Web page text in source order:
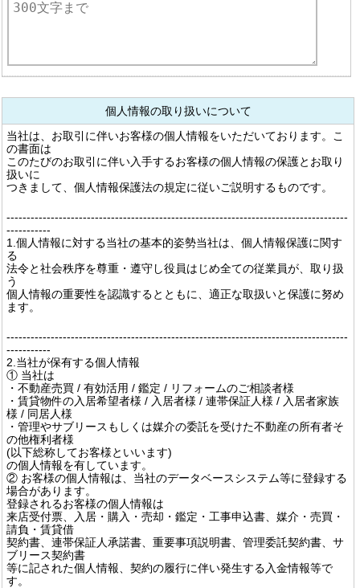
個人情報の取り扱いについて
当社は、お取引に伴いお客様の個人情報をいただいております。こ
の書面は
このたびのお取引に伴い入手するお客様の個人情報の保護とお取り
扱いに
つきまして、個人情報保護法の規定に従いご説明するものです。
-------------------------------------------------------------------------------------
-----------
1.個人情報に対する当社の基本的姿勢当社は、個人情報保護に関す
る
法令と社会秩序を尊重・遵守し役員はじめ全ての従業員が、取り扱
う
個人情報の重要性を認識するとともに、適正な取扱いと保護に努め
ます。
-------------------------------------------------------------------------------------
-----------
2.当社が保有する個人情報
① 当社は
・不動産売買 / 有効活用 / 鑑定 / リフォームのご相談者様
・賃貸物件の入居希望者様 / 入居者様 / 連帯保証人様 / 入居者家族
様 / 同居人様
・管理やサブリースもしくは媒介の委託を受けた不動産の所有者そ
の他権利者様
(以下総称してお客様といいます)
の個人情報を有しています。
② お客様の個人情報は、当社のデータベースシステム等に登録する
場合があります。
登録されるお客様の個人情報は
来店受付票、入居・購入・売却・鑑定・工事申込書、媒介・売買・
請負・賃貸借
契約書、連帯保証人承諾書、重要事項説明書、管理委託契約書、サ
ブリース契約書
等に記された個人情報、契約の履行に伴い発生する入金情報等で
す。